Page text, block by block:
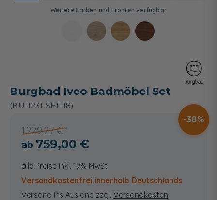
Burgbad Iveo Badmöbel Set
(BU-1231-SET-18)
1.229,27 €
38
759,00 €
alle Preise inkl. 19% MwSt.
Versandkostenfrei innerhalb Deutschlands
Versand ins Ausland zzgl. Versandkosten